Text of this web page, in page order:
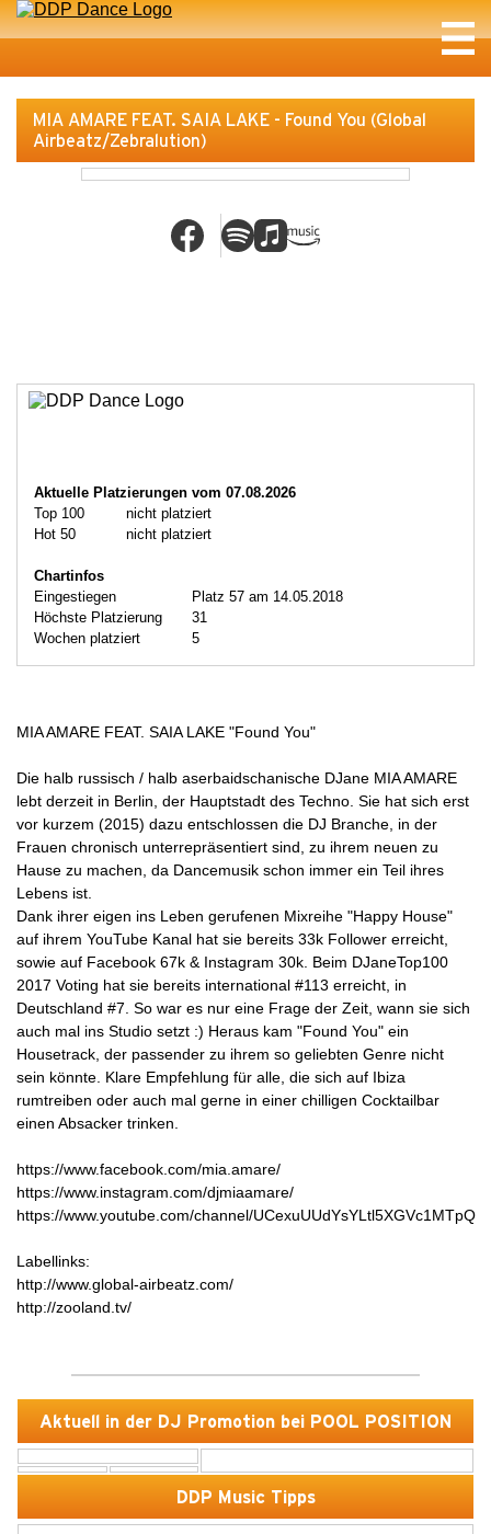
Aktuell in der DJ Promotion bei POOL POSITION
DDP Music Tipps
MIA AMARE FEAT. SAIA LAKE - Found You (Global
Airbeatz/Zebralution)
Aktuelle Platzierungen vom 07.08.2026
Top 100
nicht platziert
Hot 50
nicht platziert
Chartinfos
Eingestiegen
Platz 57 am 14.05.2018
Höchste Platzierung
31
Wochen platziert
5
MIA AMARE FEAT. SAIA LAKE "Found You"
Die halb russisch / halb aserbaidschanische DJane MIA AMARE
lebt derzeit in Berlin, der Hauptstadt des Techno. Sie hat sich erst
vor kurzem (2015) dazu entschlossen die DJ Branche, in der
Frauen chronisch unterrepräsentiert sind, zu ihrem neuen zu
Hause zu machen, da Dancemusik schon immer ein Teil ihres
Lebens ist.
Dank ihrer eigen ins Leben gerufenen Mixreihe "Happy House"
auf ihrem YouTube Kanal hat sie bereits 33k Follower erreicht,
sowie auf Facebook 67k & Instagram 30k. Beim DJaneTop100
2017 Voting hat sie bereits international #113 erreicht, in
Deutschland #7. So war es nur eine Frage der Zeit, wann sie sich
auch mal ins Studio setzt :) Heraus kam "Found You" ein
Housetrack, der passender zu ihrem so geliebten Genre nicht
sein könnte. Klare Empfehlung für alle, die sich auf Ibiza
rumtreiben oder auch mal gerne in einer chilligen Cocktailbar
einen Absacker trinken.
https://www.facebook.com/mia.amare/
https://www.instagram.com/djmiaamare/
https://www.youtube.com/channel/UCexuUUdYsYLtl5XGVc1MTpQ
Labellinks:
http://www.global-airbeatz.com/
http://zooland.tv/